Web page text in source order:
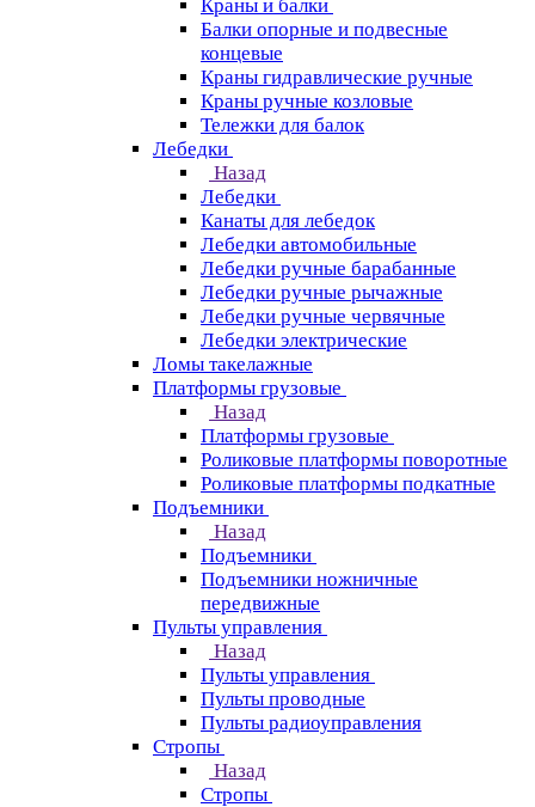
Краны и балки
Балки опорные и подвесные
концевые
Краны гидравлические ручные
Краны ручные козловые
Тележки для балок
Лебедки
Назад
Лебедки
Канаты для лебедок
Лебедки автомобильные
Лебедки ручные барабанные
Лебедки ручные рычажные
Лебедки ручные червячные
Лебедки электрические
Ломы такелажные
Платформы грузовые
Назад
Платформы грузовые
Роликовые платформы поворотные
Роликовые платформы подкатные
Подъемники
Назад
Подъемники
Подъемники ножничные
передвижные
Пульты управления
Назад
Пульты управления
Пульты проводные
Пульты радиоуправления
Стропы
Назад
Стропы